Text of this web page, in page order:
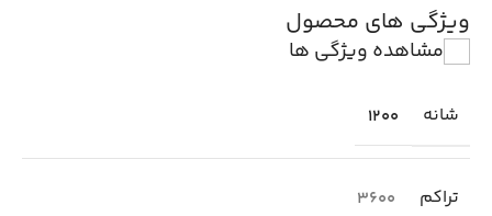
ویژگی های محصول
مشاهده ویژگی ها
شانه 1200
تراکم 3600